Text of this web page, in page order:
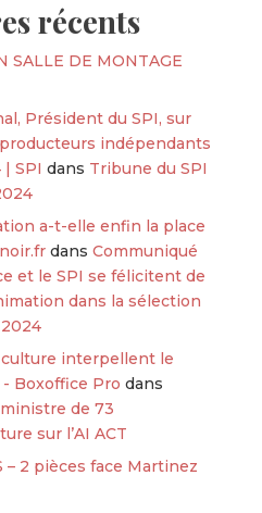
récents
SALLE DE MONTAGE
Président du SPI, sur
indépendants
| SPI dans Tribune du SPI
a-t-elle enfin la place
dans Communiqué
et le SPI se félicitent de
dans la sélection
interpellent le
Boxoffice Pro dans
de 73
sur l’AI ACT
– 2 pièces face Martinez